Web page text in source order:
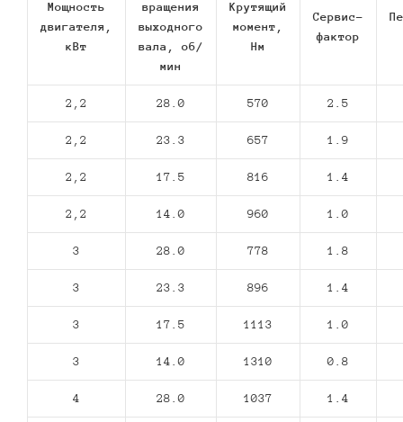
Мощность
двигателя,
кВт
вращения
выходного
вала, об/
мин
Крутящий
момент,
Нм
Сервис-
фактор
2,2 28.0 570 2.5
2,2 23.3 657 1.9
2,2 17.5 816 1.4
2,2 14.0 960 1.0
3 28.0 778 1.8
3 23.3 896 1.4
3 17.5 1113 1.0
3 14.0 1310 0.8
4 28.0 1037 1.4